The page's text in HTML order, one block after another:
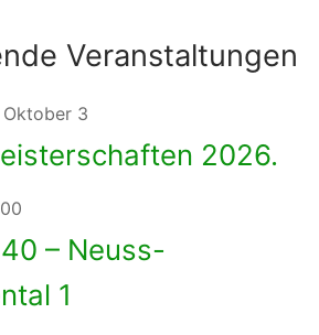
Veranstaltungen
Oktober 3
2026.
– Neuss-
1